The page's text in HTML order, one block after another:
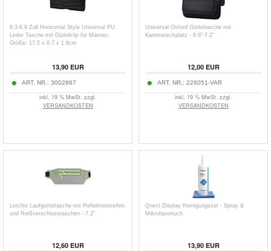
6.3-6.9 Zoll Horizontal Style Universal PU
Leder Tasche mit Gürtelclip für Männer,
Größe: 17.5 x 8.7 x 1.8cm
13,90EUR
ART. NR.: 3002867
inkl. 19 % MwSt. zzgl.
VERSANDKOSTEN
Universal Oxford Gürteltasche mit
Kartensteckplatz - 6.9"-7.2"
12,00EUR
ART. NR.: 226051-VAR
inkl. 19 % MwSt. zzgl.
VERSANDKOSTEN
Leichte Laufgürteltasche mit Reflektorstreifen
und Reißverschlusstaschen - 7.2"
12,60EUR
Qnect Display Reinigungsset - Spray &
Mikrofasertuch
13,90EUR